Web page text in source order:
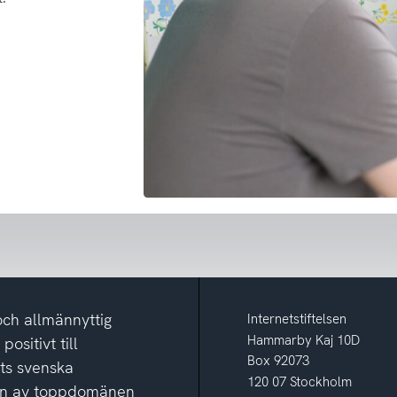
allmännyttig
positivt till
svenska
av toppdomänen
Internetstiftelsen
Hammarby Kaj 10D
Box 92073
120 07 Stockholm